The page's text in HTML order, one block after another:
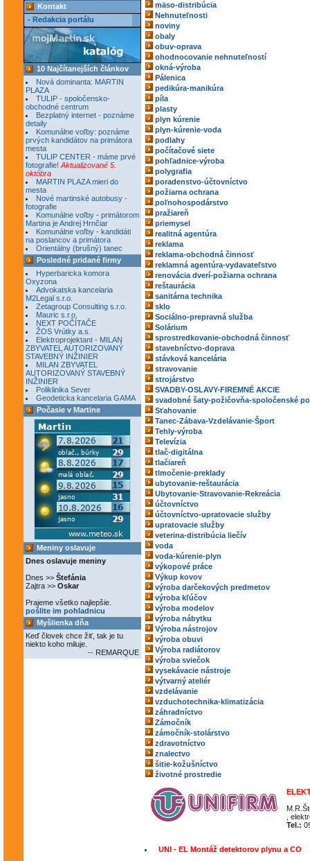
Kontakt
- Redakcia portálu
10 Najčítanejších článkov
Nová dominanta: MARTIN
PLAZA
TULIP - spoločensko-
obchodné centrum
Bezplatný internet - poznáme
detaily
Komunálne voľby: poznáme
prvých kandidátov na primátora
mesta
TULIP CENTER - máme prvé
fotografie! Aktualizované 5.
októbra
MARTIN PLAZA mieri do
mesta
Nové martinské autobusy -
fotografie
Komunálne voľby - primátorom
Martina je Andrej Hrnčiar
Komunálne voľby - kandidáti
na poslancov a primátora
Orientálny (brušný) tanec
Posledné pridané firmy
Hyperbaricka komora
Oxyzona
Advokatska kancelaria
M2Legal s.r.o.
Zetagroup Consulting s.r.o.
Mauric s.r.o.
NEXT POČÍTAČE
ŽOS Vrútky a.s.
Elektroprojektant - MILAN
ZBYVATEL AUTORIZOVANÝ
STAVEBNÝ INŽINIER
MILAN ZBYVATEL
AUTORIZOVANÝ STAVEBNÝ
INŽINIER
Poliklinika Sever
Geodeticka kancelaria GAMA
Počasie v Martine
Meniny oslavuje
Dnes oslavuje meniny
Dnes >> Štefánia
Zajtra >> Oskar
Prajeme všetko najlepšie.
pošlite im pohladnicu
Myšlienka dňa
Keď človek chce žiť, tak je tu
niekto koho miluje.
-- REMARQUE
mäso-distribúcia
Nehnuteľnosti
noviny
obaly
obuv-oprava
ohodnocovanie nehnuteľností
okná-výroba
Pálenica
pedikúra-manikúra
píla
plasty
plyn kúrenie
plyn-kúrenie-voda
podlahy
počítačové siete
pohľadnice-výroba
polygrafia
poradenstvo-účtovníctvo
požiarna ochrana
poľnohospodárstvo
pražiareň
priemysel
realitná agentúra
reklama
reklama-obchodná činnosť
reklamná agentúra-vydavateľstvo
renovácia dverí-požiarna ochrana
reštaurácia
sanitárna technika
sklo
Sociálno-prepravná služba
Solárium
sprostredkovanie-obchodná činnosť
stavebníctvo-doprava
stávková kancelária
stravovanie
strojárstvo
SVADBY-OSLAVY-FIREMNÉ AKCIE
svadobné šaty-požičovňa-spoločenské
Sťahovanie
Tanec-Zábava-Vzdelávanie-Šport
Tehly-výroba
Televízia
tlač-digitálna
tlačiareň
tlmočenie-preklady
ubytovanie-reštaurácia
Ubytovanie-Stravovanie-Rekreácia
účtovníctvo
účtovníctvo-upratovacie služby
upratovacie služby
veterina-distribúcia liečív
voda
voda-kúrenie-plyn
výkopové práce
Výkup kovov
výroba darčekových predmetov
výroba kľúčov
výroba modelov
výroba nábytku
Výroba nástrojov
výroba obuvi
Výroba radiátorov
výroba sviečok
vysekávacie nástroje
výtvarný ateliér
vzdelávanie
vzduchotechnika-klimatizácia
záhradníctvo
Zámočník
zámočník-stolárstvo
zdravotníctvo
znalectvo
šitie-kožušníctvo
životné prostredie
,
Tel.:
UNI - EL Montáž detektorov plynu a CO